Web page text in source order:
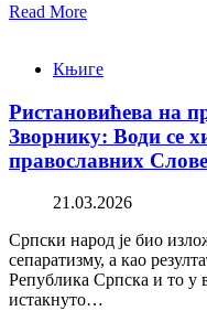
Read More
Књиге
Ристановићева на
Зворнику: Води се
православних
21.03.2026
Српски народ је био
сепаратизму, а као
Република Српска и то у
истакнуто…